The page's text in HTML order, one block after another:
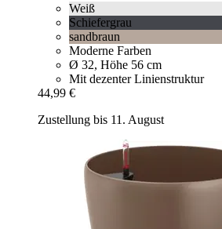
Weiß
Schiefergrau
sandbraun
Moderne Farben
Ø 32, Höhe 56 cm
Mit dezenter Linienstruktur
44,99 €
Zustellung bis 11. August